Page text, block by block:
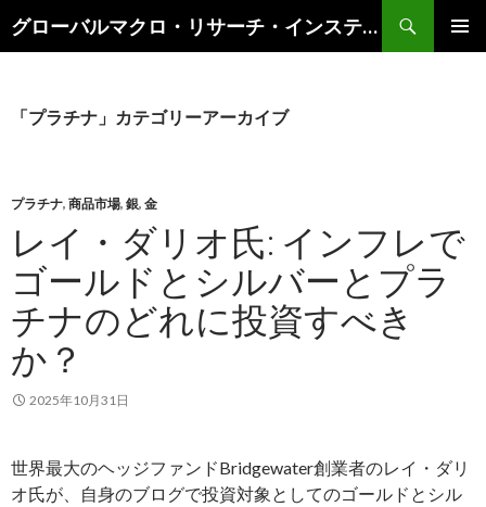
グローバルマクロ・リサーチ・インスティテュート
索
ン
キ
ッ
プ
「プラチナ」カテゴリーアーカイブ
プラチナ, 商品市場, 銀, 金
レイ・ダリオ氏: インフレで
ゴールドとシルバーとプラ
チナのどれに投資すべき
か？
2025年10月31日
世界最大のヘッジファンドBridgewater創業者のレイ・ダリ
オ氏が、自身のブログで投資対象としてのゴールドとシル